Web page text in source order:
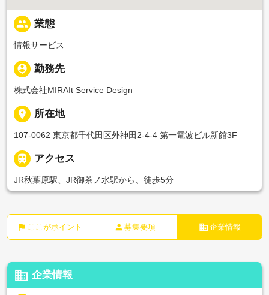
people 業態
情報サービス
person_pin 勤務先
株式会社MIRAIt Service Design
place 所在地
107-0062 東京都千代田区外神田2-4-4 第一電波ビル新館3F
 アクセス
JR秋葉原駅、JR御茶ノ水駅から、徒歩5分
flag ここがポイント person 募集要項 business 企業情報
business 企業情報